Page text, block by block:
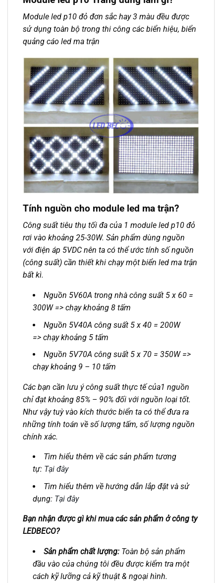
Module led p10 đỏ đơn sắc hay 3 màu đều được
sử dụng toàn bộ trong thi công các biển hiệu, biển
quảng cáo led ma trận
Tính nguồn cho module led ma trận?
Công suất tiêu thụ tối đa của 1 module led p10 đỏ
rơi vào khoảng 25-30W. Sản phẩm dùng nguồn
với điện áp 5VDC nên ta có thể ước tính số nguồn
(công suất) cần thiết khi chạy một biển led ma trận
bất kì.
Nguồn 5V60A trong nhà công suất 5 x 60 =
300W => chạy khoảng 8 tấm
Nguồn 5V40A công suất 5 x 40 = 200W
=> chạy khoảng 5 tấm
Nguồn 5V70A công suất 5 x 70 = 350W =>
chạy khoảng 9 – 10 tấm
Các bạn cần lưu ý công suất thực tế của1 nguồn
chỉ đạt khoảng 85% – 90% đối với nguồn loại tốt.
Như vậy tuỳ vào kích thước biển ta có thể đưa ra
những tính toán về số lượng tấm, số lượng nguồn
chính xác.
Tìm hiểu thêm về các sản phẩm tương
tự: Tại đây
Tìm hiểu thêm về hướng dẫn lắp đặt và sử
dụng: Tại đây
Bạn nhận được gì khi mua các sản phẩm ở công ty
LEDBECO?
Sản phẩm chất lượng: Toàn bộ sản phẩm
đầu vào của chúng tôi đều được kiểm tra một
cách kỹ lưỡng cả kỹ thuật & ngoại hình.